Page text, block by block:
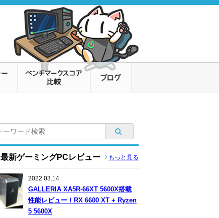
最新ゲーミングPCレビュー もっと見る
2022.03.14
GALLERIA XA5R-66XT 5600X搭載
性能レビュー！RX 6600 XT + Ryzen
5 5600X